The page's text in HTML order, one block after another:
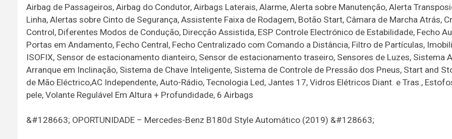
Airbag de Passageiros, Airbag do Condutor, Airbags Laterais, Alarme, Alerta sobre Manutenção, Alerta
Linha, Alertas sobre Cinto de Segurança, Assistente Faixa de Rodagem, Botão Start, Câmara de Marcha Atrás,
Control, Diferentes Modos de Condução, Direcção Assistida, ESP Controle Electrónico de Estabilidade, Fecho
Portas em Andamento, Fecho Central, Fecho Centralizado com Comando a Distância, Filtro de Partículas,
ISOFIX, Sensor de estacionamento dianteiro, Sensor de estacionamento traseiro, Sensores de Luzes, Sistema
Arranque em Inclinação, Sistema de Chave Inteligente, Sistema de Controle de Pressão dos Pneus, Start and
de Mão Eléctrico,AC Independente, Auto-Rádio, Tecnologia Led, Jantes 17, Vidros Elétricos Diant. e Tras.,
pele, Volante Regulável Em Altura + Profundidade, 6 Airbags
&#128663; OPORTUNIDADE – Mercedes-Benz B180d Style Automático (2019) &#128663;